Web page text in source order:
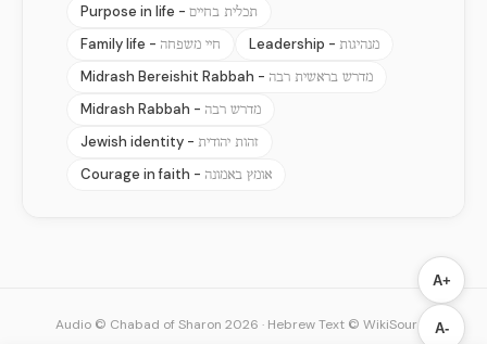
Purpose in life - תכלית בחיים
Family life - חיי משפחה Leadership - מנהיגות
Midrash Bereishit Rabbah - מדרש בראשית רבה
Midrash Rabbah - מדרש רבה
Jewish identity - זהות יהודית
Courage in faith - אומץ באמונה
A+
A-
Audio © Chabad of Sharon 2026 · Hebrew Text © WikiSource